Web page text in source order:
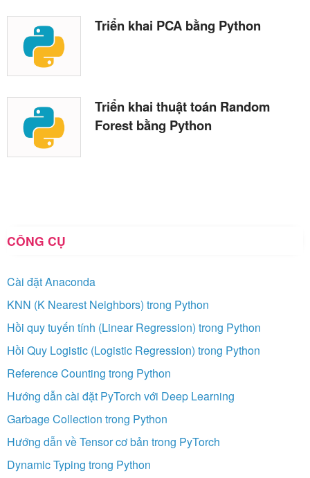
Triển khai PCA bằng Python
Triển khai thuật toán Random
Forest bằng Python
CÔNG CỤ
Cài đặt Anaconda
KNN (K Nearest Neighbors) trong Python
Hồi quy tuyến tính (Linear Regression) trong Python
Hồi Quy Logistic (Logistic Regression) trong Python
Reference Counting trong Python
Hướng dẫn cài đặt PyTorch với Deep Learning
Garbage Collection trong Python
Hướng dẫn về Tensor cơ bản trong PyTorch
Dynamic Typing trong Python